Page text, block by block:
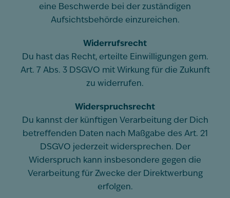
eine Beschwerde bei der zuständigen
Aufsichtsbehörde einzureichen.
Widerrufsrecht
Du hast das Recht, erteilte Einwilligungen gem.
Art. 7 Abs. 3 DSGVO mit Wirkung für die Zukunft
zu widerrufen.
Widerspruchsrecht
Du kannst der künftigen Verarbeitung der Dich
betreffenden Daten nach Maßgabe des Art. 21
DSGVO jederzeit widersprechen. Der
Widerspruch kann insbesondere gegen die
Verarbeitung für Zwecke der Direktwerbung
erfolgen.